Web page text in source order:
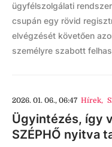
ügyfélszolgálati
csupán egy rövid
elvégzését követően
személyre szabott
2026. 01. 06., 06:47 Hírek,
Ügyintézés, így
SZÉPHŐ nyitva